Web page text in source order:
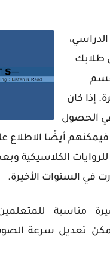
طلابك
إذا كان
الحصول
أيضًا الاطلاع
للروايات الكلاسيكية
في السنوات الأخيرة.
مناسبة
تعديل سرعة